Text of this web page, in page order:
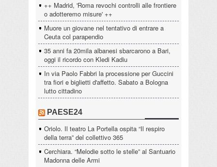
++ Madrid, 'Roma revochi controlli alle frontiere
o adotteremo misure' ++
Muore un giovane nel tentativo di entrare a
Ceuta col parapendio
35 anni fa 20mila albanesi sbarcarono a Bari,
oggi il ricordo con Kledi Kadiu
In via Paolo Fabbri la processione per Guccini
tra fiori e biglietti d'affetto. Sabato a Bologna
lutto cittadino
PAESE24
Oriolo. Il teatro La Portella ospita “Il respiro
della terra” del collettivo 365
Cerchiara. “Melodie sotto le stelle” al Santuario
Madonna delle Armi